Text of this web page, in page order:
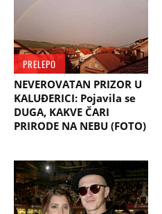
PRELEPO
NEVEROVATAN PRIZOR U
KALUĐERICI: Pojavila se
DUGA, KAKVE ČARI
PRIRODE NA NEBU (FOTO)